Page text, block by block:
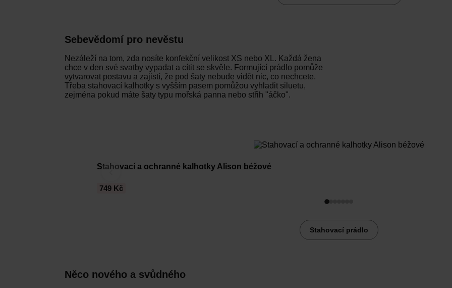
Sebevědomí pro nevěstu
Nezáleží na tom, zda nosíte konfekční velikost XS nebo XL. Každá žena
chce v den své svatby vypadat a cítit se skvěle. Formující prádlo pomůže
vytvarovat postavu a zajistí, že pod šaty nebude vidět nic, co nechcete.
Třeba stahovací kalhotky s vyšším pasem pomůžou vyhladit siluetu,
zejména pokud máte šaty typu mořská panna nebo střih "áčko".
‹
Stahovací a ochranné kalhotky Alison béžové
749 Kč
Stahovací prádlo
Něco nového a svůdného